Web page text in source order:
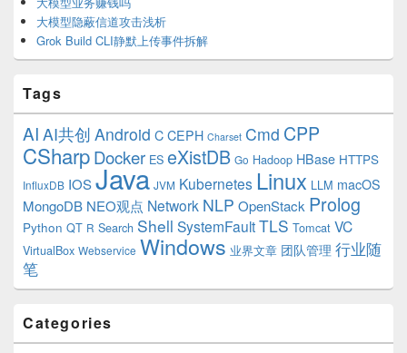
大模型隐蔽信道攻击浅析
Grok Build CLI静默上传事件拆解
Tags
AI AI共创 Android C CEPH Charset Cmd CPP
CSharpDocker ES eXistDB Go Hadoop HBase HTTPS
InfluxDB IOSJava JVM Kubernetes Linux LLM macOS
MongoDB NEO观点 Network NLP OpenStack Prolog
Python QT R Search Shell SystemFaultTLS Tomcat VC
VirtualBox Webservice Windows 业界文章 团队管理 行业随
笔
Categories